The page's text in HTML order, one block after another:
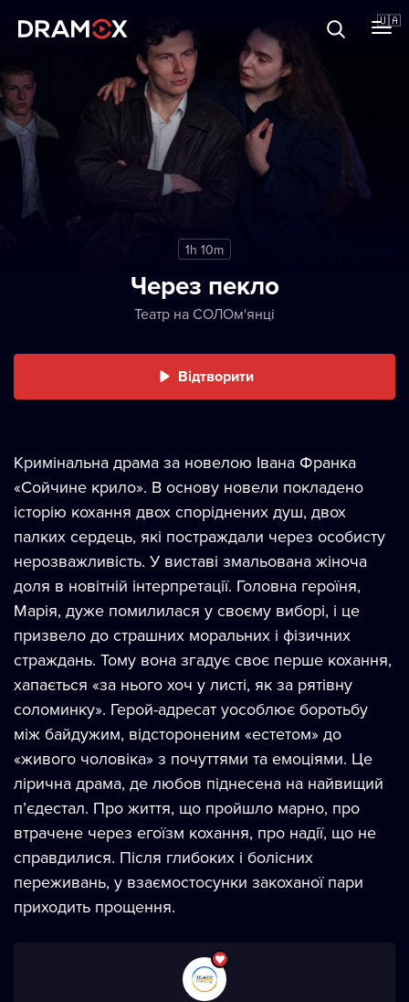
🇺🇦
Зареєструватися
1h 10m
Через пекло
Театр на СОЛОм'янці
Відтворити
Кримінальна драма за новелою Івана Франка
«Сойчине крило». В основу новели покладено
історію кохання двох споріднених душ, двох
палких сердець, які постраждали через особисту
нерозважливість. У виставі змальована жіноча
доля в новітній інтерпретації. Головна героїня,
Марія, дуже помилилася у своєму виборі, і це
призвело до страшних моральних і фізичних
страждань. Тому вона згадує своє перше кохання,
хапається «за нього хоч у листі, як за рятівну
соломинку». Герой-адресат уособлює боротьбу
між байдужим, відстороненим «естетом» до
«живого чоловіка» з почуттями та емоціями. Це
лірична драма, де любов піднесена на найвищий
п’єдестал. Про життя, що пройшло марно, про
втрачене через егоїзм кохання, про надії, що не
справдилися. Після глибоких і болісних
переживань, у взаємостосунки закоханої пари
приходить прощення.